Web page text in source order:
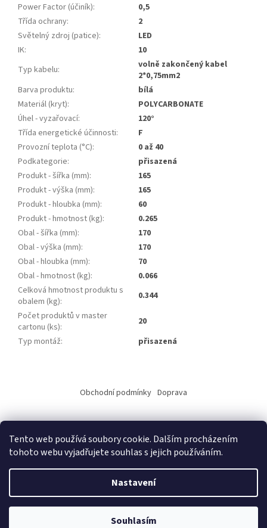
Tento web používá soubory cookie. Dalším procházením
tohoto webu vyjadřujete souhlas s jejich používáním.
Nastavení
Souhlasím
Power Factor (účiník):
0,5
Třída ochrany:
2
Světelný zdroj (patice):
LED
IK:
10
Typ kabelu:
volně zakončený kabel
2*0,75mm2
Barva produktu:
bílá
Materiál (kryt):
POLYCARBONATE
Úhel - vyzařovací:
120°
Třída energetické účinnosti:
F
Provozní teplota (°C):
0 až 40
Podkategorie:
přisazená
Produkt - šířka (mm):
165
Produkt - výška (mm):
165
Produkt - hloubka (mm):
60
Produkt - hmotnost (kg):
0.265
Obal - šířka (mm):
170
Obal - výška (mm):
170
Obal - hloubka (mm):
70
Obal - hmotnost (kg):
0.066
Celková hmotnost produktu s
obalem (kg):
0.344
Počet produktů v master
cartonu (ks):
20
Typ montáž: přisazená
a
t
Obchodní podmínky Doprava
Vytvořil Shoptet
ALKO elektro s.r.o.. Všechna práva vyhrazena.
Upravit nastavení cookies